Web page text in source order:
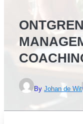
By Johan de Wit